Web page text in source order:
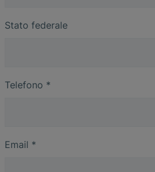
Stato federale
Telefono *
Email *